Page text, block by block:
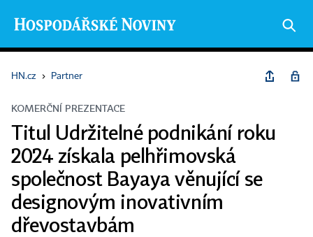
HN.cz › Partner
KOMERČNÍ PREZENTACE
Titul Udržitelné podnikání roku
2024 získala pelhřimovská
společnost Bayaya věnující se
designovým inovativním
dřevostavbám